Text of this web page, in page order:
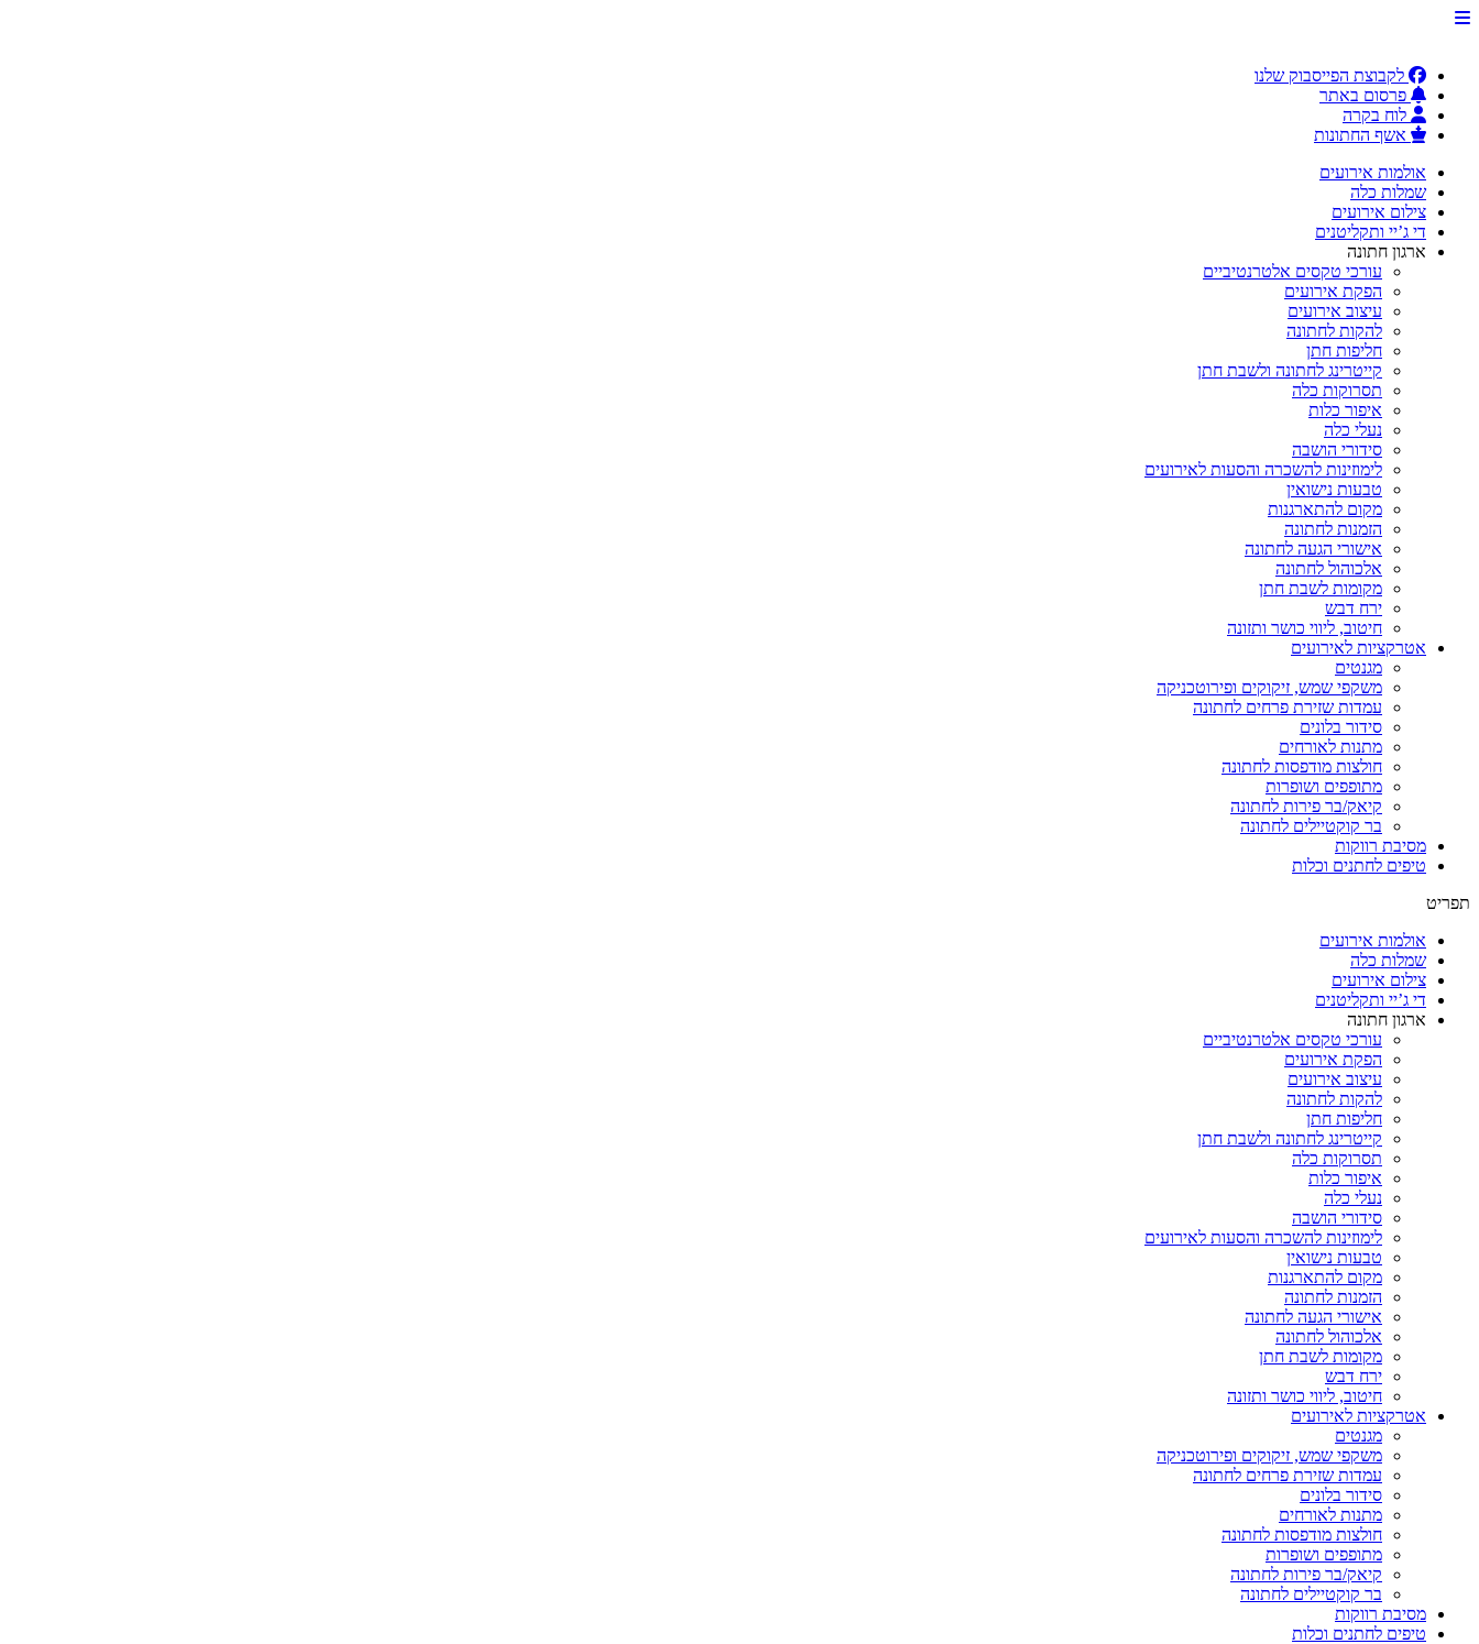
לקבוצת הפייסבוק שלנו
פרסום באתר
לוח בקרה
אשף החתונות
אולמות אירועים
שמלות כלה
צילום אירועים
די ג’יי ותקליטנים
ארגון חתונה
עורכי טקסים אלטרנטיביים
הפקת אירועים
עיצוב אירועים
להקות לחתונה
חליפות חתן
קייטרינג לחתונה ולשבת חתן
תסרוקות כלה
איפור כלות
נעלי כלה
סידורי הושבה
לימוזינות להשכרה והסעות לאירועים
טבעות נישואין
מקום להתארגנות
הזמנות לחתונה
אישורי הגעה לחתונה
אלכוהול לחתונה
מקומות לשבת חתן
ירח דבש
חיטוב, ליווי כושר ותזונה
אטרקציות לאירועים
מגנטים
משקפי שמש, זיקוקים ופירוטכניקה
עמדות שזירת פרחים לחתונה
סידור בלונים
מתנות לאורחים
חולצות מודפסות לחתונה
מתופפים ושופרות
קיאק/בר פירות לחתונה
בר קוקטיילים לחתונה
מסיבת רווקות
טיפים לחתנים וכלות
תפריט
אולמות אירועים
שמלות כלה
צילום אירועים
די ג’יי ותקליטנים
ארגון חתונה
עורכי טקסים אלטרנטיביים
הפקת אירועים
עיצוב אירועים
להקות לחתונה
חליפות חתן
קייטרינג לחתונה ולשבת חתן
תסרוקות כלה
איפור כלות
נעלי כלה
סידורי הושבה
לימוזינות להשכרה והסעות לאירועים
טבעות נישואין
מקום להתארגנות
הזמנות לחתונה
אישורי הגעה לחתונה
אלכוהול לחתונה
מקומות לשבת חתן
ירח דבש
חיטוב, ליווי כושר ותזונה
אטרקציות לאירועים
מגנטים
משקפי שמש, זיקוקים ופירוטכניקה
עמדות שזירת פרחים לחתונה
סידור בלונים
מתנות לאורחים
חולצות מודפסות לחתונה
מתופפים ושופרות
קיאק/בר פירות לחתונה
בר קוקטיילים לחתונה
מסיבת רווקות
טיפים לחתנים וכלות